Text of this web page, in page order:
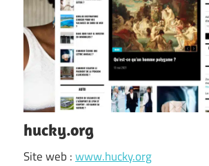
hucky.org
Site web :www.hucky.org